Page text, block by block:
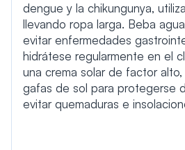
dengue y la chikungunya,
llevando ropa larga. Beba
evitar enfermedades
hidrátese regularmente en el
una crema solar de factor
gafas de sol para protegerse
evitar quemaduras e